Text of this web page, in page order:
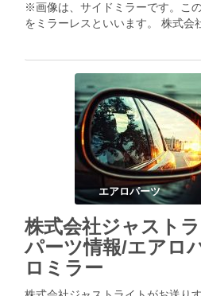
※画像は、サイドミラーです。こ
をミラーレスといいます。 株式会
エアロパーツ
株式会社ジャスト
パーツ情報/エアロ
ロミラー